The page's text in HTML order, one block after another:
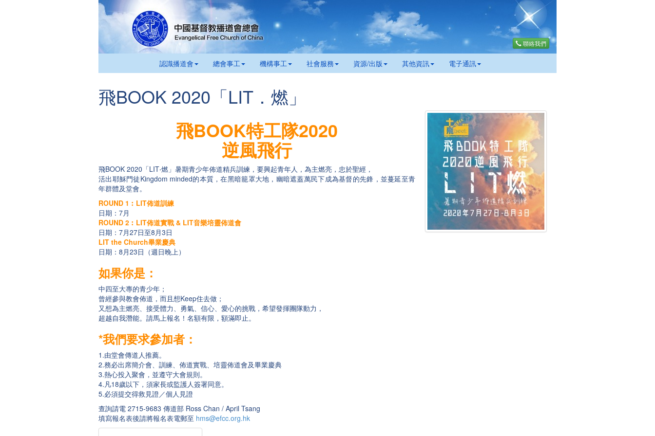
聯絡我們
認識播道會 總會事工 機構事工 社會服務 資源/出版 其他資訊 電子通訊
飛BOOK 2020「LIT．燃」
飛BOOK特工隊2020
逆風飛行
飛BOOK 2020「LIT‧燃」暑期青少年佈道精兵訓練，要興起青年人，為主燃亮，忠於聖經，
活出耶穌門徒Kingdom minded的本質，在黑暗籠罩大地，幽暗遮蓋萬民下成為基督的先鋒，並蔓延至青
年群體及堂會。
ROUND 1︰LIT佈道訓練
日期：7月
ROUND 2︰LIT佈道實戰 & LIT音樂培靈佈道會
日期：7月27日至8月3日
LIT the Church畢業慶典
日期：8月23日（週日晚上）
如果你是：
中四至大專的青少年；
曾經參與教會佈道，而且想Keep住去做；
又想為主燃亮、接受體力、勇氣、信心、愛心的挑戰，希望發揮團隊動力，
超越自我潛能。請馬上報名！名額有限，額滿即止。
*我們要求參加者：
1.由堂會傳道人推薦。
2.務必出席簡介會、訓練、佈道實戰、培靈佈道會及畢業慶典
3.熱心投入聚會，並遵守大會規則。
4.凡18歲以下，須家長或監護人簽署同意。
5.必須提交得救見證／個人見證
查詢請電 2715-9683 傳道部 Ross Chan / April Tsang
填寫報名表後請將報名表電郵至 hms@efcc.org.hk